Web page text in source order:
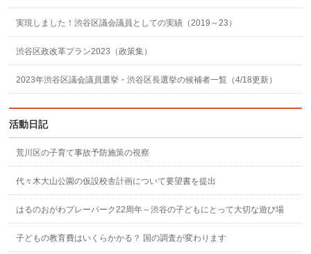
実現しました！渋谷区議会議員としての実績（2019～23）
渋谷区政改革プラン2023（政策集）
2023年渋谷区議会議員選挙・渋谷区長選挙の候補者一覧（4/18更新）
活動日記
荒川区の子育て事故予防施策の視察
代々木大山公園の仮設校舎計画について要望書を提出
はるのおがわプレーパーク22周年～渋谷の子どもにとって大切な遊び場
子どもの教育費はいくらかかる？ 国の調査が変わります